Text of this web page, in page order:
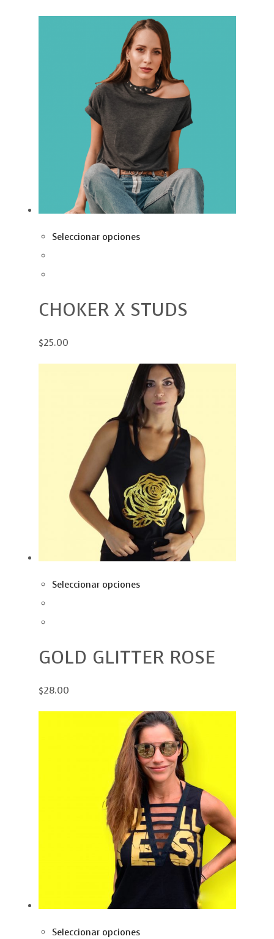
Seleccionar opciones
CHOKER X STUDS
$25.00
Seleccionar opciones
GOLD GLITTER ROSE
$28.00
Seleccionar opciones